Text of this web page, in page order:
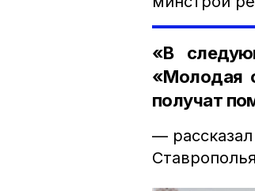
«В
«Молодая
получат
—